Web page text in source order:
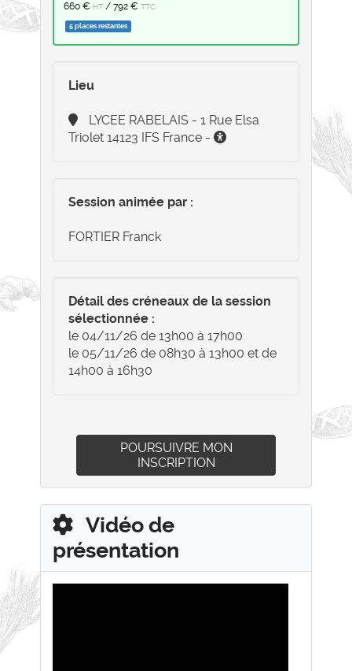
660 € HT /792 €TTC
5 places restantes
Lieu
Triolet 14123 IFS France -
Session animée par :
FORTIER Franck
Détail des créneaux de la session
sélectionnée :
le 04/11/26 de 13h00 à 17h00
le 05/11/26 de 08h30 à 13h00 et de
14h00 à 16h30
POURSUIVRE MON
INSCRIPTION
Vidéo de
présentation